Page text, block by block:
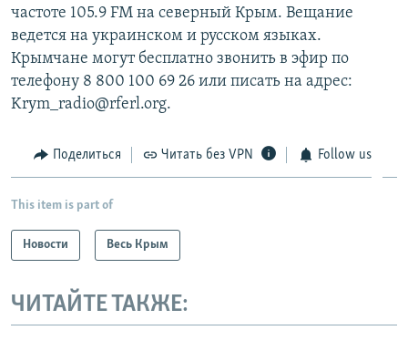
частоте 105.9 FM на северный Крым. Вещание
ведется на украинском и русском языках.
Крымчане могут бесплатно звонить в эфир по
телефону 8 800 100 69 26 или писать на адрес:
Krym_radio@rferl.org.
Поделиться Читать без VPN Follow us
This item is part of
Новости Весь Крым
ЧИТАЙТЕ ТАКЖЕ: